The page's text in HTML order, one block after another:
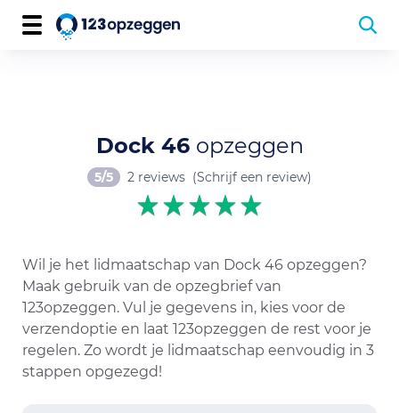
Dock 46 opzeggen
5/5 2 reviews (Schrijf een review)
Wil je het lidmaatschap van Dock 46 opzeggen?
Maak gebruik van de opzegbrief van
123opzeggen. Vul je gegevens in, kies voor de
verzendoptie en laat 123opzeggen de rest voor je
regelen. Zo wordt je lidmaatschap eenvoudig in 3
stappen opgezegd!